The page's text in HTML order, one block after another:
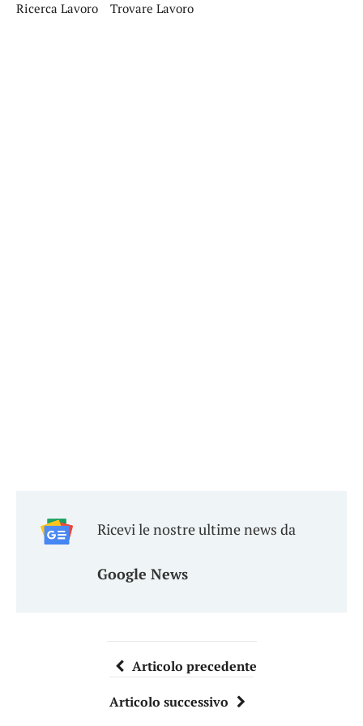
Ricerca Lavoro Trovare Lavoro
Ricevi le nostre ultime news da
Google News
Articolo precedente
Articolo successivo